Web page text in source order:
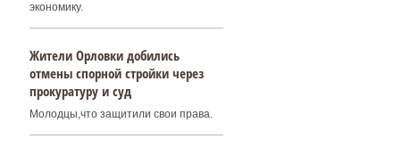
экономику.
Жители Орловки добились
отмены спорной стройки через
прокуратуру и суд
Молодцы,что защитили свои права.